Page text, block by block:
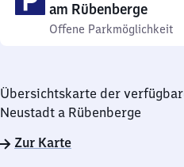
am Rübenberge
Offene Parkmöglichkeit
Übersichtskarte der
Neustadt a Rübenberge
Zur Karte